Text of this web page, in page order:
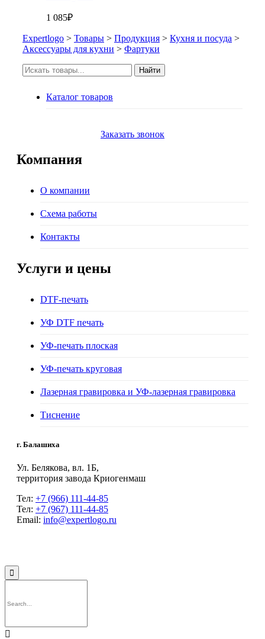
1 085₽
Expertlogo > Товары > Продукция > Кухня и посуда >
Аксессуары для кухни > Фартуки
Искать:
Найти
Каталог товаров
Заказать звонок
Компания
О компании
Схема работы
Контакты
Услуги и цены
DTF-печать
УФ DTF печать
УФ-печать плоская
УФ-печать круговая
Лазерная гравировка и УФ-лазерная гравировка
Тиснение
г. Балашиха
Ул. Белякова, вл. 1Б,
территория завода Криогенмаш
Тел: +7 (966) 111-44-85
Тел: +7 (967) 111-44-85
Email: info@expertlogo.ru

